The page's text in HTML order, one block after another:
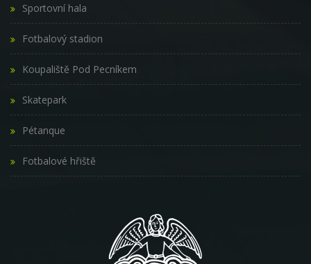
Sportovní hala
Fotbalový stadion
Koupaliště Pod Pecníkem
Skatepark
Pétanque
Fotbalové hřiště